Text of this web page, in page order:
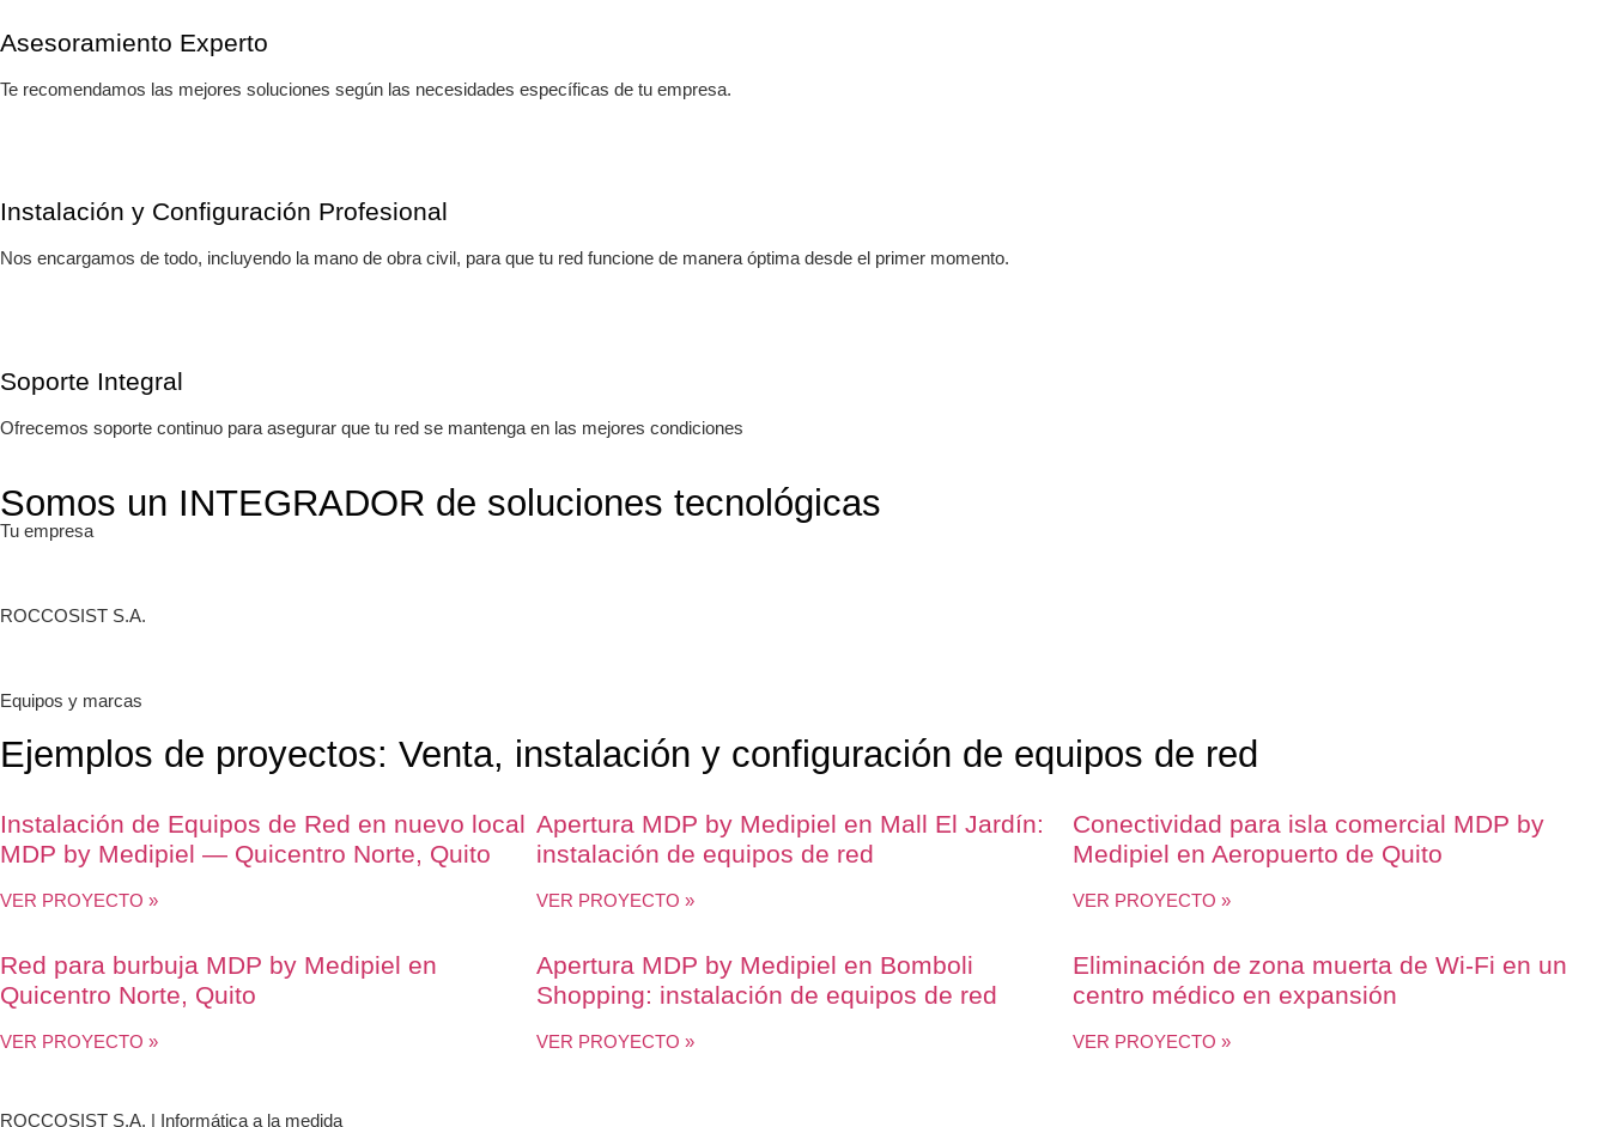
Asesoramiento Experto
Te recomendamos las mejores soluciones según las necesidades específicas de tu empresa.
Instalación y Configuración Profesional
Nos encargamos de todo, incluyendo la mano de obra civil, para que tu red funcione de manera óptima desde el primer momento.
Soporte Integral
Ofrecemos soporte continuo para asegurar que tu red se mantenga en las mejores condiciones
Somos un INTEGRADOR de soluciones tecnológicas
Tu empresa
ROCCOSIST S.A.
Equipos y marcas
Ejemplos de proyectos: Venta, instalación y configuración de equipos de red
Instalación de Equipos de Red en nuevo local
MDP by Medipiel — Quicentro Norte, Quito
VER PROYECTO »
Apertura MDP by Medipiel en Mall El Jardín:
instalación de equipos de red
VER PROYECTO »
Conectividad para isla comercial MDP by
Medipiel en Aeropuerto de Quito
VER PROYECTO »
Red para burbuja MDP by Medipiel en
Quicentro Norte, Quito
VER PROYECTO »
Apertura MDP by Medipiel en Bomboli
Shopping: instalación de equipos de red
VER PROYECTO »
Eliminación de zona muerta de Wi-Fi en un
centro médico en expansión
VER PROYECTO »
ROCCOSIST S.A. | Informática a la medida